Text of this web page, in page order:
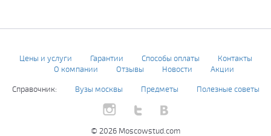
Цены и услуги Гарантии Способы оплаты
Контакты
О компании
Отзывы Новости Акции
Справочник: Вузы москвы Предметы Полезные советы
© 2026 Moscowstud.com